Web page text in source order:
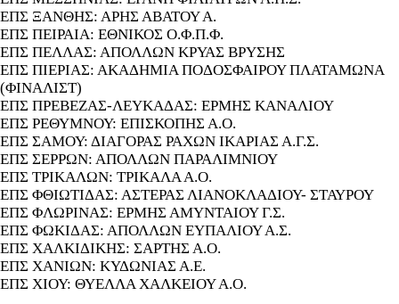
ΕΠΣ ΞΑΝΘΗΣ: ΑΡΗΣ ΑΒΑΤΟΥ Α.
ΕΠΣ ΠΕΙΡΑΙΑ: ΕΘΝΙΚΟΣ Ο.Φ.Π.Φ.
ΕΠΣ ΠΕΛΛΑΣ: ΑΠΟΛΛΩΝ ΚΡΥΑΣ ΒΡΥΣΗΣ
ΕΠΣ ΠΙΕΡΙΑΣ: ΑΚΑΔΗΜΙΑ ΠΟΔΟΣΦΑΙΡΟΥ ΠΛΑΤΑΜΩΝΑ
(ΦΙΝΑΛΙΣΤ)
ΕΠΣ ΠΡΕΒΕΖΑΣ-ΛΕΥΚΑΔΑΣ: ΕΡΜΗΣ ΚΑΝΑΛΙΟΥ
ΕΠΣ ΡΕΘΥΜΝΟΥ: ΕΠΙΣΚΟΠΗΣ Α.Ο.
ΕΠΣ ΣΑΜΟΥ: ΔΙΑΓΟΡΑΣ ΡΑΧΩΝ ΙΚΑΡΙΑΣ Α.Γ.Σ.
ΕΠΣ ΣΕΡΡΩΝ: ΑΠΟΛΛΩΝ ΠΑΡΑΛΙΜΝΙΟΥ
ΕΠΣ ΤΡΙΚΑΛΩΝ: ΤΡΙΚΑΛΑ Α.Ο.
ΕΠΣ ΦΘΙΩΤΙΔΑΣ: ΑΣΤΕΡΑΣ ΛΙΑΝΟΚΛΑΔΙΟΥ- ΣΤΑΥΡΟΥ
ΕΠΣ ΦΛΩΡΙΝΑΣ: ΕΡΜΗΣ ΑΜΥΝΤΑΙΟΥ Γ.Σ.
ΕΠΣ ΦΩΚΙΔΑΣ: ΑΠΟΛΛΩΝ ΕΥΠΑΛΙΟΥ Α.Σ.
ΕΠΣ ΧΑΛΚΙΔΙΚΗΣ: ΣΑΡΤΗΣ Α.Ο.
ΕΠΣ ΧΑΝΙΩΝ: ΚΥΔΩΝΙΑΣ Α.Ε.
ΕΠΣ ΧΙΟΥ: ΘΥΕΛΛΑ ΧΑΛΚΕΙΟΥ Α.Ο.